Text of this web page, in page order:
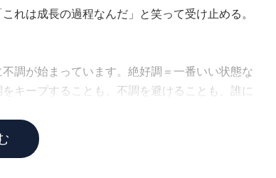
れは成長の過程なんだ」と笑って受け止める。
調が始まっています。絶好調＝一番いい状態な
キープすることも、不調を避けることも、誰に